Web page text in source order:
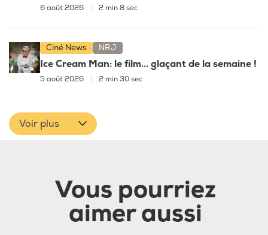
6 août 2026 2 min 8 sec
Ciné News NRJ
Ice Cream Man: le film... glaçant de la semaine !
5 août 2026 2 min 30 sec
Voir plus
Vous pourriez
aimer aussi